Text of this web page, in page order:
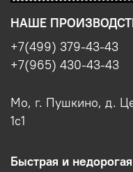
НАШЕ
+7(499) 379-43-43
+7(965) 430-43-43
Мо, г. Пушкино, д.
1с1
Быстрая и